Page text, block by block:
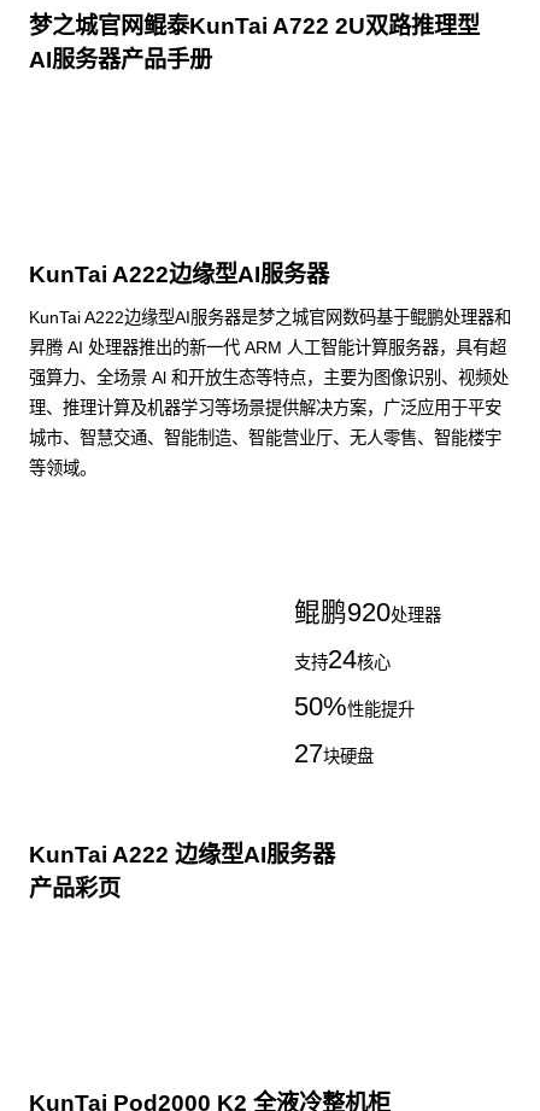
梦之城官网鲲泰KunTai A722 2U双路推理型
AI服务器产品手册
KunTai A222边缘型AI服务器
KunTai A222边缘型AI服务器是梦之城官网数码基于鲲鹏处理器和
昇腾 AI 处理器推出的新一代 ARM 人工智能计算服务器，具有超
强算力、全场景 Al 和开放生态等特点，主要为图像识别、视频处
理、推理计算及机器学习等场景提供解决方案，广泛应用于平安
城市、智慧交通、智能制造、智能营业厅、无人零售、智能楼宇
等领域。
鲲鹏920处理器
支持24核心
50%性能提升
27块硬盘
KunTai A222 边缘型AI服务器
产品彩页
KunTai Pod2000 K2 全液冷整机柜